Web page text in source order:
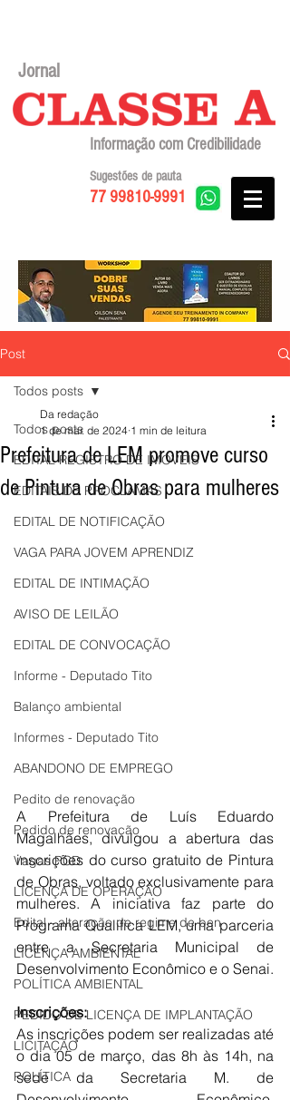
Jornal
Informação com Credibilidade
77 99810-9991
Sugestões de pauta
Post
Todos posts
EDITAL REGISTRO DE IMÓVEIS
EDITAIS DE PROCLAMAS
EDITAL DE NOTIFICAÇÃO
VAGA PARA JOVEM APRENDIZ
EDITAL DE INTIMAÇÃO
AVISO DE LEILÃO
EDITAL DE CONVOCAÇÃO
Informe - Deputado Tito
Balanço ambiental
Informes - Deputado Tito
ABANDONO DE EMPREGO
Pedito de renovação
Pedido de renovação
Vagas PCD
LICENÇA DE OPERAÇÃO
Edital - alteração de regime de ben
LICENÇA AMBIENTAL
POLÍTICA AMBIENTAL
PEDIDO DE LICENÇA DE IMPLANTAÇÃO
LICITAÇÃO
POLÍTICA
Todos posts
Prefeitura de LEM promove curso
de Pintura de Obras para mulheres
Da redação
1 de mar. de 2024 1 min de leitura
A Prefeitura de Luís Eduardo
Magalhães, divulgou a abertura das
inscrições do curso gratuito de Pintura
de Obras, voltado exclusivamente para
mulheres. A iniciativa faz parte do
Programa Qualifica LEM, uma parceria
entre a Secretaria Municipal de
Inscrições:
As inscrições podem ser realizadas até
o dia 05 de março, das 8h às 14h, na
sede da Secretaria M. de